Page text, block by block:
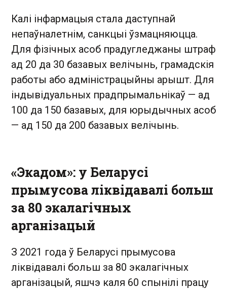
Калі інфармацыя стала даступнай
непаўналетнім, санкцыі ўзмацняюцца.
Для фізічных асоб прадугледжаны штраф
ад 20 да 30 базавых велічынь, грамадскія
работы або адміністрацыйны арышт. Для
індывідуальных прадпрымальнікаў — ад
100 да 150 базавых, для юрыдычных асоб
— ад 150 да 200 базавых велічынь.
«Экадом»: у Беларусі
прымусова ліквідавалі больш
за 80 экалагічных
арганізацый
З 2021 года ў Беларусі прымусова
ліквідавалі больш за 80 экалагічных
арганізацый, яшчэ каля 60 спынілі працу